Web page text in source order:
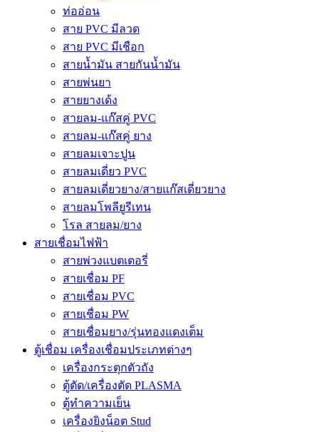
ท่ออ่อน
สาย PVC มีลวด
สาย PVC มีเชือก
สายน้ำมัน สายกันน้ำมัน
สายพ่นยา
สายยางเด้ง
สายลม-แก๊สคู่ PVC
สายลม-แก๊สคู่ ยาง
สายลมเจาะปูน
สายลมเดี่ยว PVC
สายลมเดี่ยวยาง/สายแก๊สเดี่ยวยาง
สายลมโพลียูรีเทน
โรล สายลม/ยาง
สายเชื่อมไฟฟ้า
สายพ่วงแบตเตอรี่
สายเชื่อม PF
สายเชื่อม PVC
สายเชื่อม PW
สายเชื่อมยาง/รุ่นทองแดงเต็ม
ตู้เชื่อม เครื่องเชื่อมประเภทต่างๆ
เครื่องกระตุกตัวถัง
ตู้ตัด/เครื่องตัด PLASMA
ตู้ทำความเย็น
เครื่องยิงน็อต Stud